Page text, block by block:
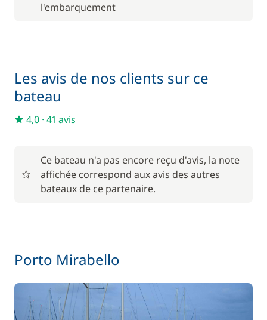
l'embarquement
Les avis de nos clients sur ce
bateau
4,0 · 41 avis
Ce bateau n'a pas encore reçu d'avis, la note
affichée correspond aux avis des autres
bateaux de ce partenaire.
Porto Mirabello